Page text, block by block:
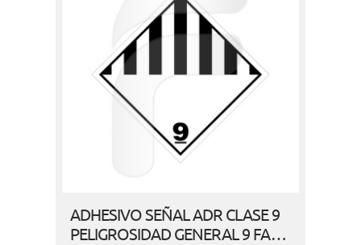
ADHESIVO SEÑAL ADR CLASE 9
PELIGROSIDAD GENERAL 9 FA…